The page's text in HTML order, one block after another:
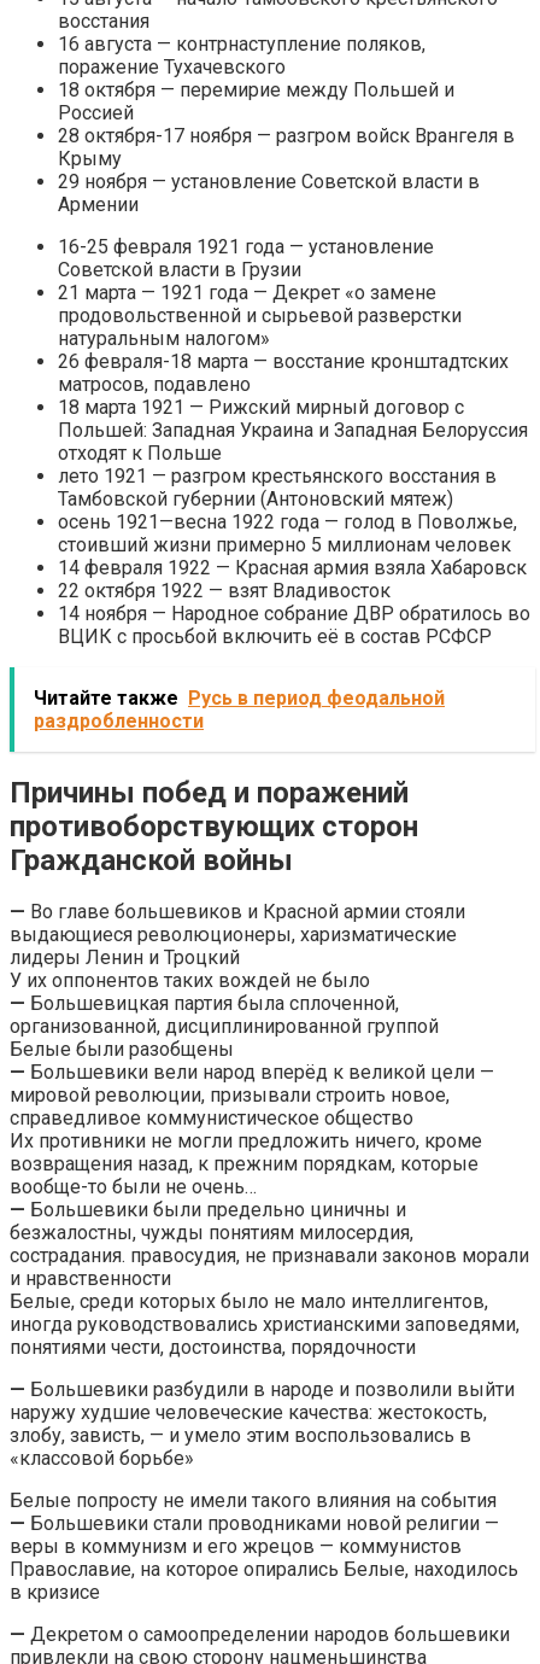
восстания
16 августа — контрнаступление поляков,
поражение Тухачевского
18 октября — перемирие между Польшей и
Россией
28 октября-17 ноября — разгром войск Врангеля в
Крыму
29 ноября — установление Советской власти в
Армении
16-25 февраля 1921 года — установление
Советской власти в Грузии
21 марта — 1921 года — Декрет «о замене
продовольственной и сырьевой разверстки
натуральным налогом»
26 февраля-18 марта — восстание кронштадтских
матросов, подавлено
18 марта 1921 — Рижский мирный договор с
Польшей: Западная Украина и Западная Белоруссия
отходят к Польше
лето 1921 — разгром крестьянского восстания в
Тамбовской губернии (Антоновский мятеж)
осень 1921—весна 1922 года — голод в Поволжье,
стоивший жизни примерно 5 миллионам человек
14 февраля 1922 — Красная армия взяла Хабаровск
22 октября 1922 — взят Владивосток
14 ноября — Народное собрание ДВР обратилось во
ВЦИК с просьбой включить её в состав РСФСР
Читайте также Русь в период феодальной
раздробленности
Причины побед и поражений
противоборствующих сторон
Гражданской войны
— Во главе большевиков и Красной армии стояли
выдающиеся революционеры, харизматические
лидеры Ленин и Троцкий
У их оппонентов таких вождей не было
— Большевицкая партия была сплоченной,
организованной, дисциплинированной группой
Белые были разобщены
— Большевики вели народ вперёд к великой цели —
мировой революции, призывали строить новое,
справедливое коммунистическое общество
Их противники не могли предложить ничего, кроме
возвращения назад, к прежним порядкам, которые
вообще-то были не очень…
— Большевики были предельно циничны и
безжалостны, чужды понятиям милосердия,
сострадания. правосудия, не признавали законов морали
и нравственности
Белые, среди которых было не мало интеллигентов,
иногда руководствовались христианскими заповедями,
понятиями чести, достоинства, порядочности
— Большевики разбудили в народе и позволили выйти
наружу худшие человеческие качества: жестокость,
злобу, зависть, — и умело этим воспользовались в
«классовой борьбе»
Белые попросту не имели такого влияния на события
— Большевики стали проводниками новой религии —
веры в коммунизм и его жрецов — коммунистов
Православие, на которое опирались Белые, находилось
в кризисе
— Декретом о самоопределении народов большевики
привлекли на свою сторону нацменьшинства